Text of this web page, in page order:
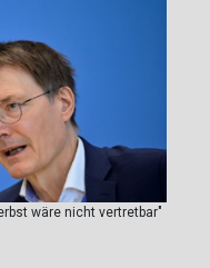
wäre nicht vertretbar"